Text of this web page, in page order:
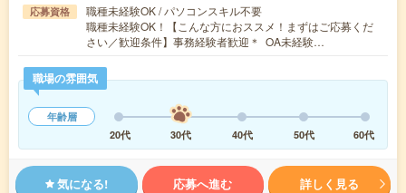
応募資格
職種未経験OK / パソコンスキル不要
職種未経験OK！【こんな方におススメ！まずはご応募くだ
さい／歓迎条件】事務経験者歓迎＊ OA未経験…
職場の雰囲気
年齢層
20代
30代 40代 50代 60代
気になる! 応募へ進む 詳しく見る